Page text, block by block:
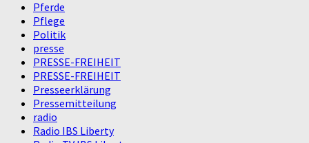
Pferde
Pflege
Politik
presse
PRESSE-FREIHEIT
PRESSE-FREIHEIT
Presseerklärung
Pressemitteilung
radio
Radio IBS Liberty